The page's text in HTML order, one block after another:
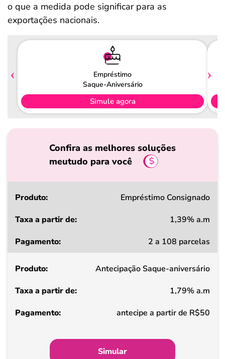
o que a medida pode significar para as
exportações nacionais.
Empréstimo
Saque-Aniversário
Simule agora
Confira as melhores soluções
meutudo para você
Produto
a
de
Pagamento
Empréstimo Consignado
1,39% a.m
2 a 108 parcelas
Antecipação Saque-aniversário
1,79% a.m
antecipe a partir de R$50
Simular